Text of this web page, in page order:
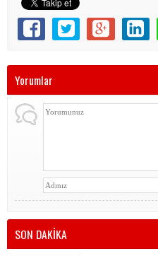
Yorumlar
SON DAKİKA